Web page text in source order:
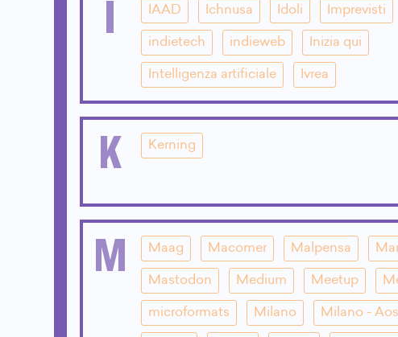
I IAAD Ichnusa Idoli Imprevisti
indietech indieweb Inizia qui
Intelligenza artificiale Ivrea
K Kerning
M Maag Macomer Malpensa
Mastodon Medium Meetup
microformats Milano Milano -